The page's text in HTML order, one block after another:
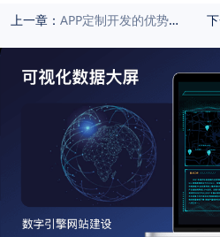
上一章： APP定制开发的优势：精准匹配需求，打造差异化竞争力